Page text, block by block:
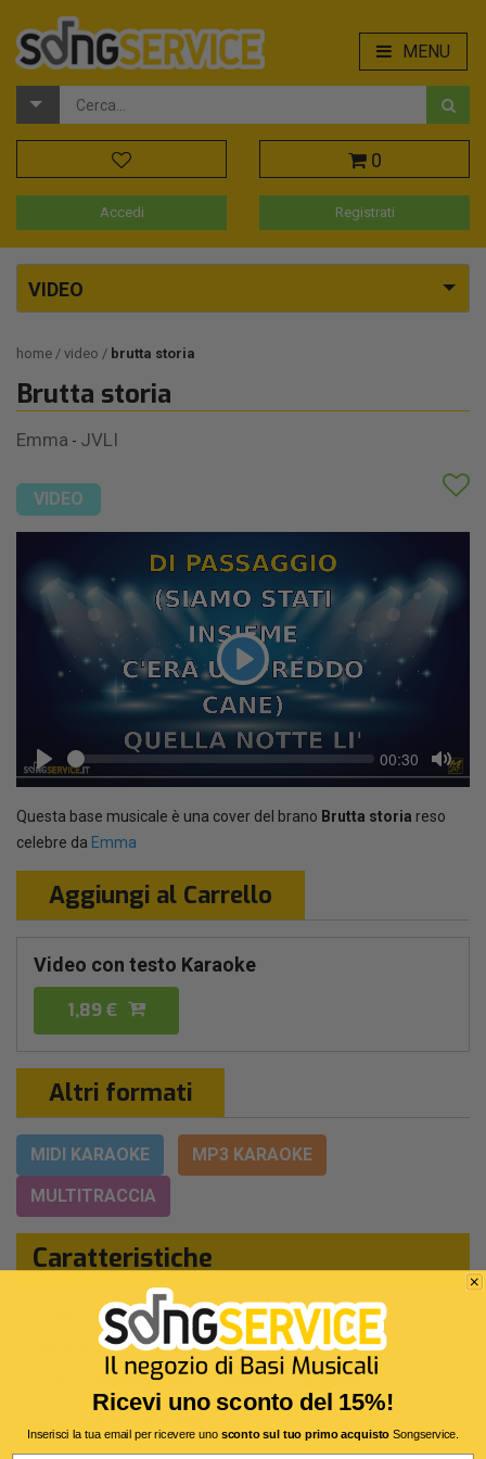
MENU
0
Accedi Registrati
VIDEO
home video brutta storia
Brutta storia
Emma - JVLI
VIDEO
Play
Play
Seek Current
time
00:30
Mute
Questa base musicale è una cover del brano Brutta storia reso
celebre da Emma
Aggiungi al Carrello
Video con testo Karaoke
1,89 €
Altri formati
MIDI KARAOKE
MP3 KARAOKE
MULTITRACCIA
Caratteristiche
Interpreti Originali:Emma-JVLI
Pop/rock Italiano
Ramazzotti - Tosetto - Cogliati
3 Min 29 Sec
Segnatura:4/4
Ricevi uno sconto del 15%!
Inserisci la tua email per ricevere uno sconto sul tuo primo acquistoSongservice.